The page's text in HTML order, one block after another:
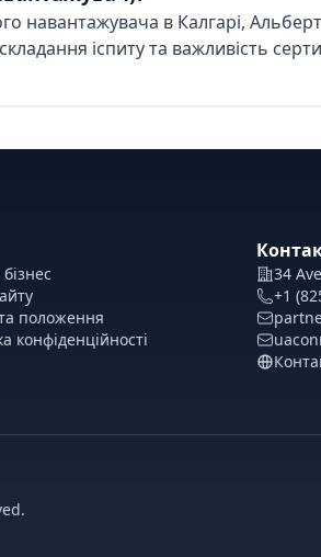
навантажувача в Калгарі,
іспиту та важливість
положення
конфіденційності
34
+1